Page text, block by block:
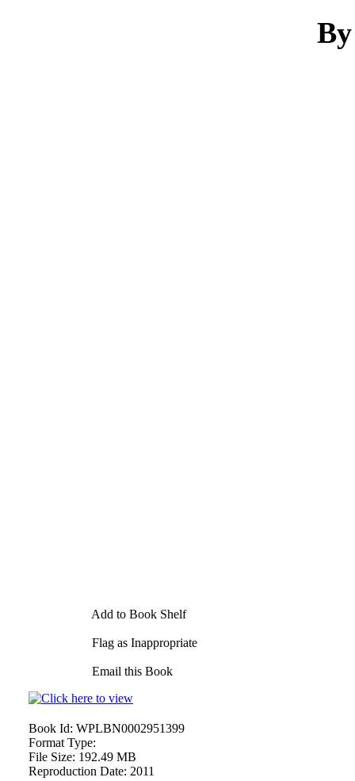
Add to Book Shelf
Flag as Inappropriate
Email this Book
Book Id: WPLBN0002951399
Format Type:
File Size: 192.49 MB
Reproduction Date: 2011